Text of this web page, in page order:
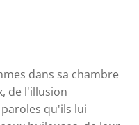
dans sa chambre
de l'illusion
qu'ils lui